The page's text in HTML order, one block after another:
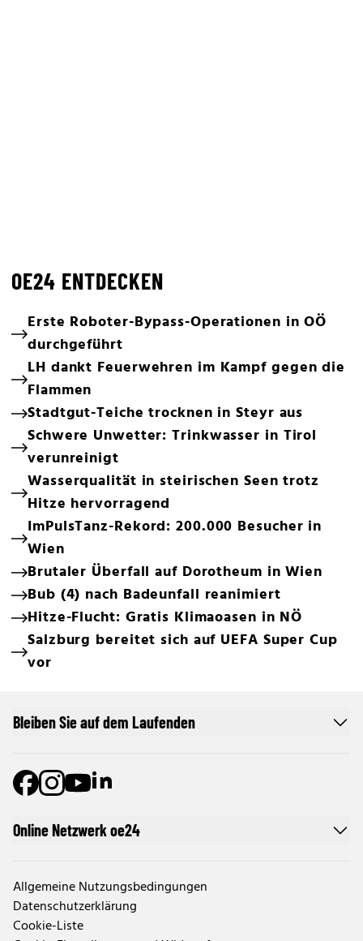
OE24 ENTDECKEN
Erste Roboter-Bypass-Operationen in OÖ
durchgeführt
LH dankt Feuerwehren im Kampf gegen die
Flammen
Stadtgut-Teiche trocknen in Steyr aus
Schwere Unwetter: Trinkwasser in Tirol
verunreinigt
Wasserqualität in steirischen Seen trotz
Hitze hervorragend
ImPulsTanz-Rekord: 200.000 Besucher in
Wien
Brutaler Überfall auf Dorotheum in Wien
Bub (4) nach Badeunfall reanimiert
Hitze-Flucht: Gratis Klimaoasen in NÖ
Salzburg bereitet sich auf UEFA Super Cup
vor
Online Netzwerk oe24
Allgemeine Nutzungsbedingungen
Datenschutzerklärung
Cookie-Liste
Bleiben Sie auf dem Laufenden